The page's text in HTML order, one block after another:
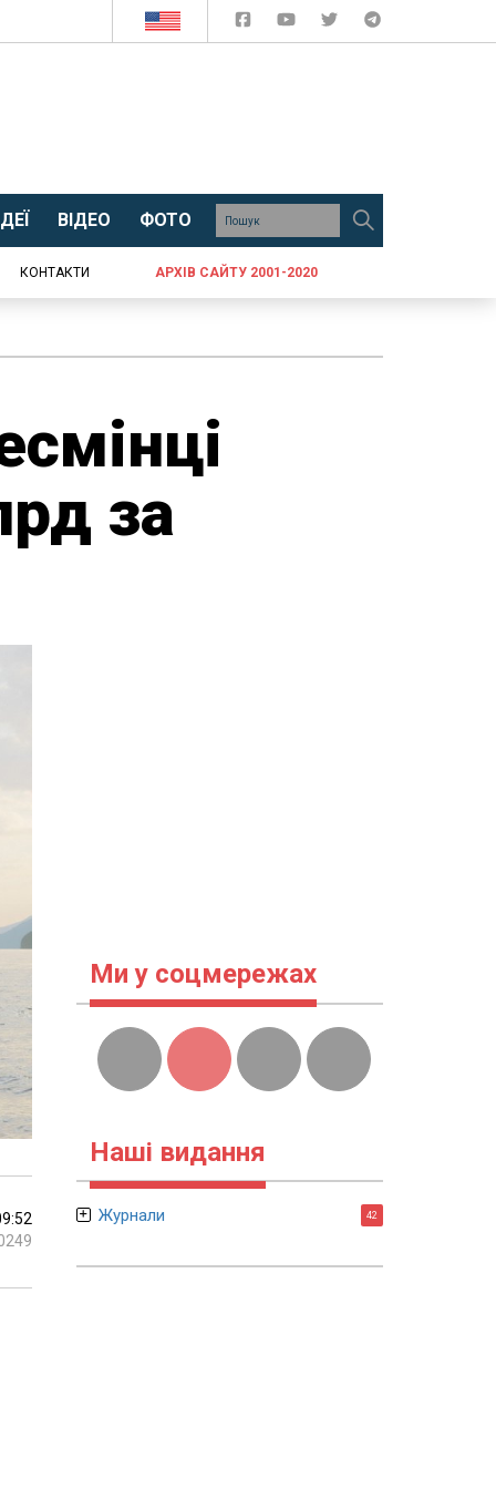
ВІДЕО ФОТО
КОНТАКТИ АРХІВ САЙТУ 2001-2020
за
Ми у соцмережах
Наші видання
Журнали 42